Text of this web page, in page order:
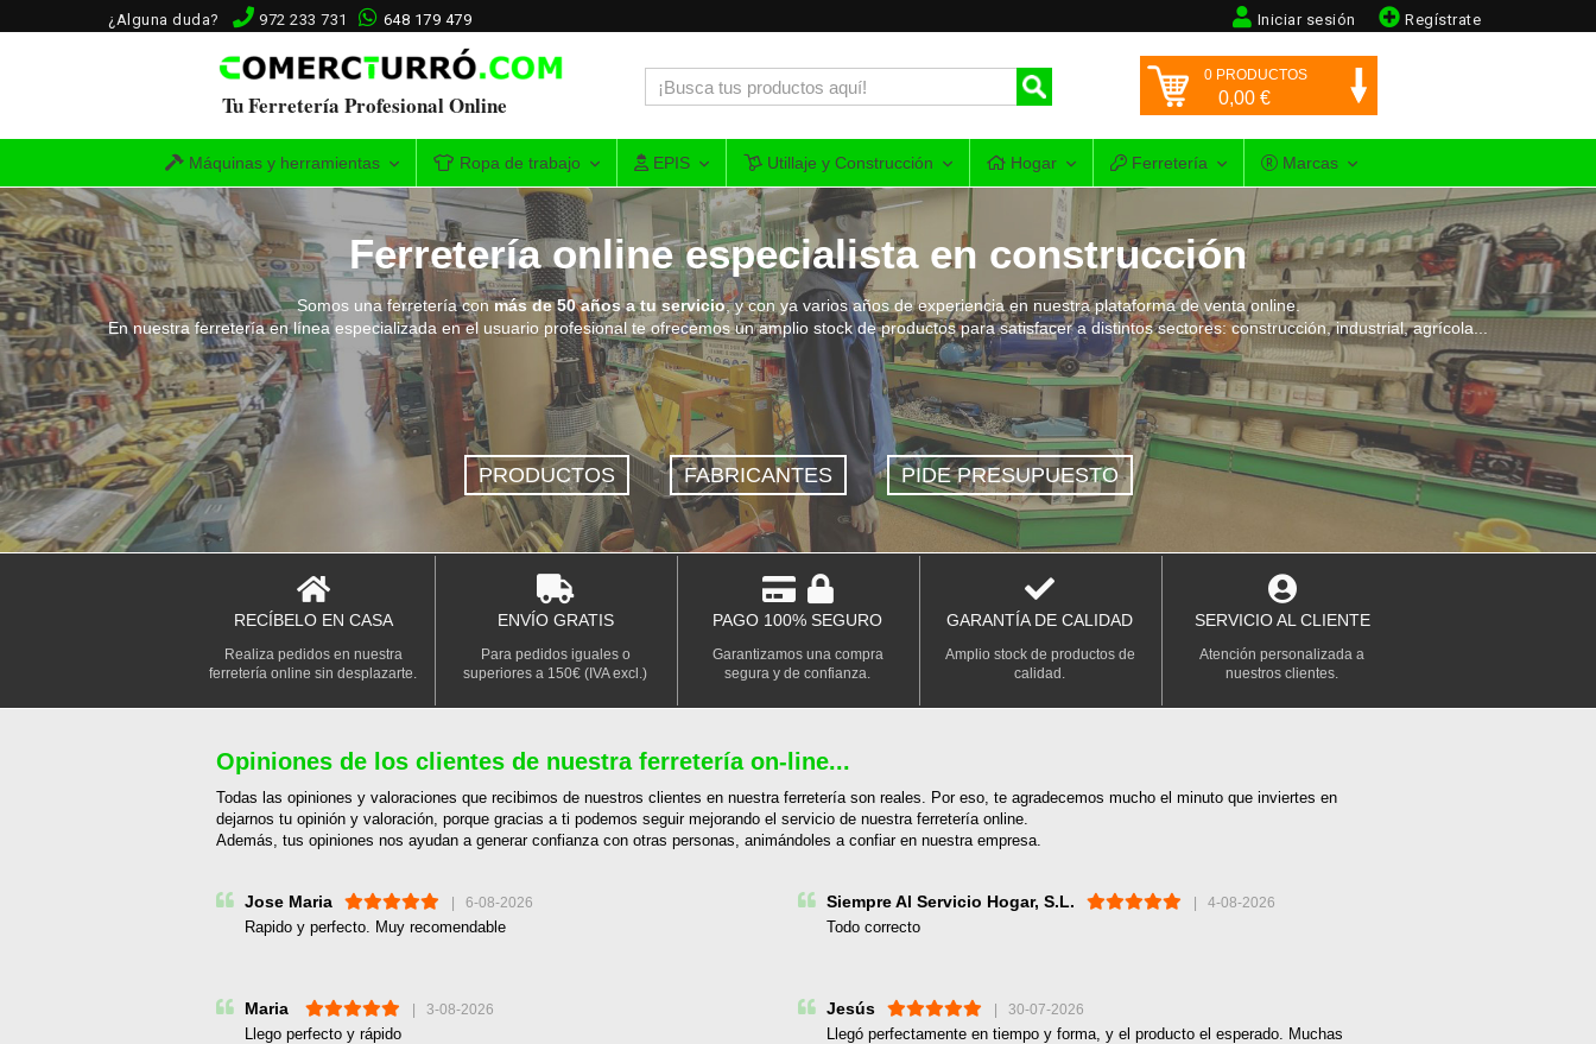
¿Alguna duda? 972 233 731 648 179 479 Regístrate
Iniciar sesión
Tu Ferretería Profesional Online
0 PRODUCTOS
0,00 €
Máquinas y herramientas Ropa de trabajo EPIS Utillaje y Construcción Hogar Ferretería Marcas
Ferretería online especialista en construcción
Somos una ferretería conmás de 50 años a tu servicio, y con ya varios años de experiencia en nuestra plataforma de venta online.
En nuestra ferretería en línea especializada en el usuario profesional te ofrecemos un amplio stock de productos para satisfacer a distintos sectores: construcción, industrial, agrícola...
PRODUCTOS FABRICANTES PIDE PRESUPUESTO
RECÍBELO EN CASA
Realiza pedidos en nuestra
ferretería online sin desplazarte.
ENVÍO GRATIS
Para pedidos iguales o
superiores a 150€ (IVA excl.)
PAGO 100% SEGURO
Garantizamos una compra
segura y de confianza.
GARANTÍA DE CALIDAD
Amplio stock de productos de
calidad.
SERVICIO AL CLIENTE
Atención personalizada a
nuestros clientes.
Opiniones de los clientes de nuestra ferretería on-line...
Todas las opiniones y valoraciones que recibimos de nuestros clientes en nuestra ferretería son reales. Por eso, te agradecemos mucho el minuto que inviertes en
dejarnos tu opinión y valoración, porque gracias a ti podemos seguir mejorando el servicio de nuestra ferretería online.
Además, tus opiniones nos ayudan a generar confianza con otras personas, animándoles a confiar en nuestra empresa.
Jose Maria | 6-08-2026
Rapido y perfecto. Muy recomendable
Siempre Al Servicio Hogar, S.L. | 4-08-2026
Todo correcto
Maria | 3-08-2026
Llego perfecto y rápido
Jesús | 30-07-2026
Llegó perfectamente en tiempo y forma, y el producto el esperado. Muchas